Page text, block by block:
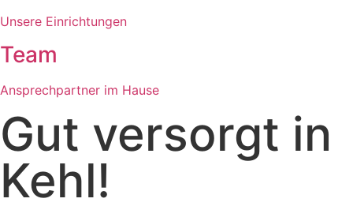
Unsere Einrichtungen
Team
Ansprechpartner im Hause
Gut versorgt in
Kehl!